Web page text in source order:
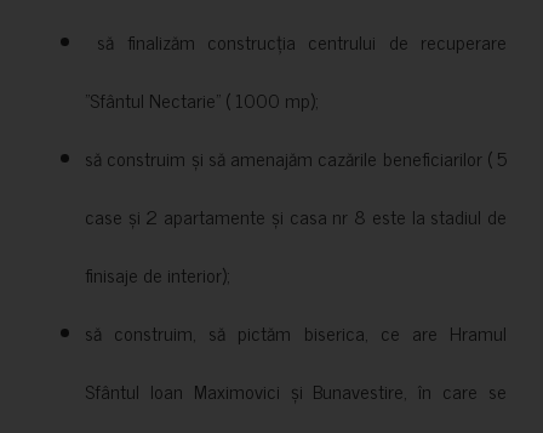
să finalizăm construcția centrului de recuperare
”Sfântul Nectarie” ( 1000 mp);
să construim și să amenajăm cazările beneficiarilor ( 5
case și 2 apartamente și casa nr 8 este la stadiul de
finisaje de interior);
să construim, să pictăm biserica, ce are Hramul
Sfântul Ioan Maximovici și Bunavestire, în care se